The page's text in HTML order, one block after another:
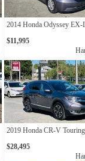
2014 Honda Odyssey EX-
$11,995
2019 Honda CR-V Touring
$28,495